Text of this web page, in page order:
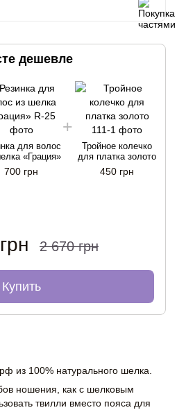
дешевле
для волос
«Грация»
700 грн
Тройное колечко
для платка золото
450 грн
2 670 грн
Купить
из 100% натурального шелка.
ношения, как с шелковым
твилли вместо пояса для